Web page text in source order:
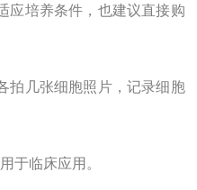
应培养条件，也建议直接购
拍几张细胞照片，记录细胞
于临床应用。